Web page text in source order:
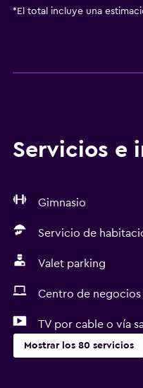
* El total incluye una
Servicios e
Gimnasio
Servicio de
Valet parking
Centro de negocios
TV por cable o vía
Mostrar los 80 servicios